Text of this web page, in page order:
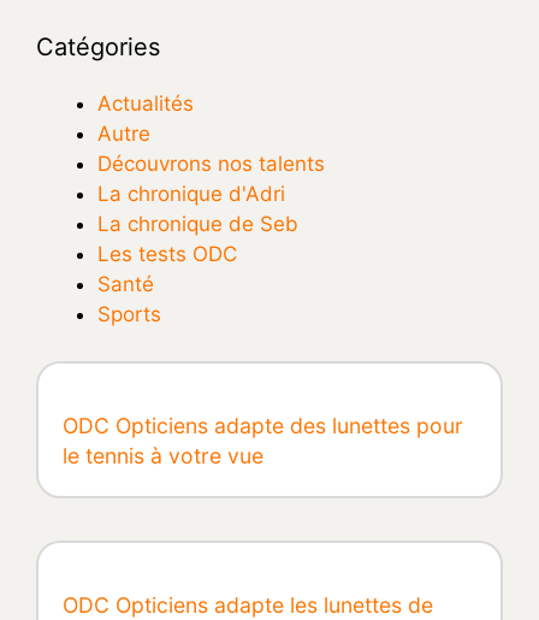
Catégories
Actualités
Autre
Découvrons nos talents
La chronique d'Adri
La chronique de Seb
Les tests ODC
Santé
Sports
ODC Opticiens adapte des lunettes pour
le tennis à votre vue
ODC Opticiens adapte les lunettes de